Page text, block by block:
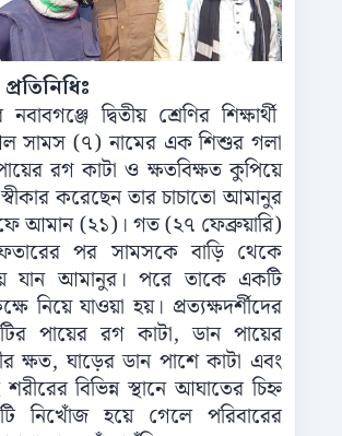
দ্বিতীয় শ্রেণির শিক্ষার্থী
সামস (৭) নামের এক শিশুর গলা
রগ কাটা ও ক্ষতবিক্ষত কুপিয়ে
করেছেন তার চাচাতো আমানুর
আমান (২১)। গত (২৭ ফেব্রুয়ারি)
পর সামসকে বাড়ি থেকে
যান আমানুর। পরে তাকে একটি
নিয়ে যাওয়া হয়। প্রত্যক্ষদর্শীদের
পায়ের রগ কাটা, ডান পায়ের
ক্ষত, ঘাড়ের ডান পাশে কাটা এবং
বিভিন্ন স্থানে আঘাতের চিহ্ন
নিখোঁজ হয়ে গেলে পরিবারের